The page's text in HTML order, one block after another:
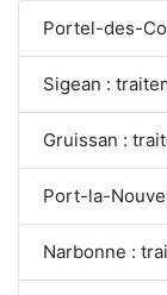
Portel-des-
Sigean :
Gruissan :
Port-la-
Narbonne :